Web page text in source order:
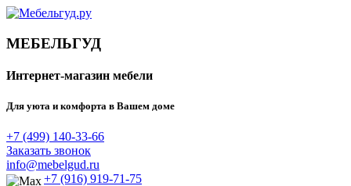
МЕБЕЛЬГУД
Интернет-магазин мебели
Для уюта и комфорта в Вашем доме
+7 (499) 140-33-66
Заказать звонок
info@mebelgud.ru
+7 (916) 919-71-75